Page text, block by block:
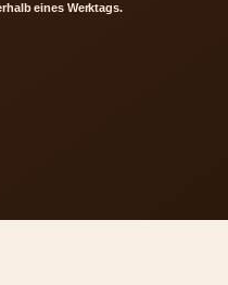
eines Werktags.